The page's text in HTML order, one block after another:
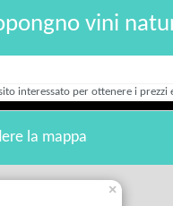
vini
interessato per ottenere i prezzi
la mappa
×